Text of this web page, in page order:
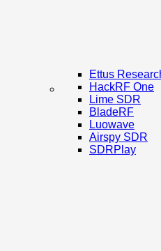
Ettus
HackRF One
Lime SDR
BladeRF
Luowave
Airspy SDR
SDRPlay